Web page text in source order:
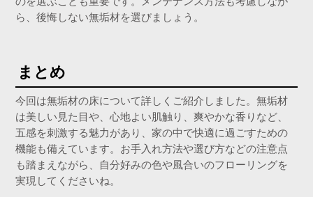
ら、後悔しない無垢材を選びましょう。
まとめ
今回は無垢材の床について詳しくご紹介しました。無垢材
は美しい見た目や、心地よい肌触り、爽やかな香りなど、
五感を刺激する魅力があり、家の中で快適に過ごすための
機能も備えています。お手入れ方法や選び方などの注意点
も踏まえながら、自分好みの色や風合いのフローリングを
実現してくださいね。